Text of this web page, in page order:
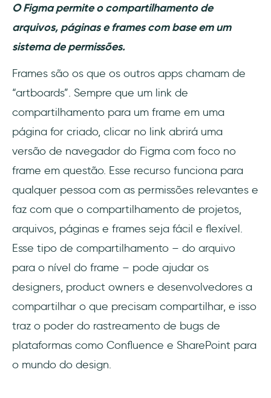
O Figma permite o compartilhamento de
arquivos, páginas e frames com base em um
sistema de permissões.
Frames são os que os outros apps chamam de
“artboards”. Sempre que um link de
compartilhamento para um frame em uma
página for criado, clicar no link abrirá uma
versão de navegador do Figma com foco no
frame em questão. Esse recurso funciona para
qualquer pessoa com as permissões relevantes e
faz com que o compartilhamento de projetos,
arquivos, páginas e frames seja fácil e flexível.
Esse tipo de compartilhamento – do arquivo
para o nível do frame – pode ajudar os
designers, product owners e desenvolvedores a
compartilhar o que precisam compartilhar, e isso
traz o poder do rastreamento de bugs de
plataformas como Confluence e SharePoint para
o mundo do design.